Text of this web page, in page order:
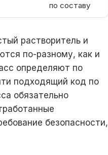
по составу
растворитель и
по-разному, как и
определяют по
подходящий код по
обязательно
безопасности,